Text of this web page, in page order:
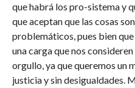
que habrá los pro-sistema y
que aceptan que las cosas
problemáticos, pues bien que
una carga que nos
orgullo, ya que queremos un
justicia y sin desigualdades.